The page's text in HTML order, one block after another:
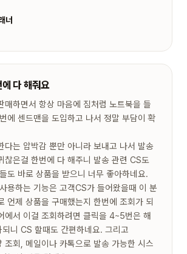
너
다 해줘요
매하면서 항상 마음에 짐처럼 노트북을 들
다는 압박감 뿐만 아니라 보내고 나서 발송
고, 고객들도 바로 상품을 받으니 너무 좋아하네요.
용하는 기능은 고객CS가 들어왔을때 이 분
4~5번은 해
야되는데 간소화되니 CS 할때도 간편하네요. 그리고
조회, 메일이나 카톡으로 발송 가능한 시스